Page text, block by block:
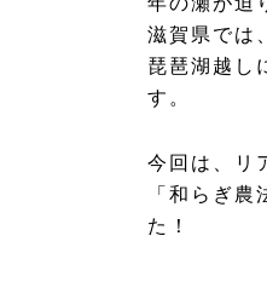
滋賀県では
琵琶湖越し
す。
今回は、リ
「和らぎ
た！